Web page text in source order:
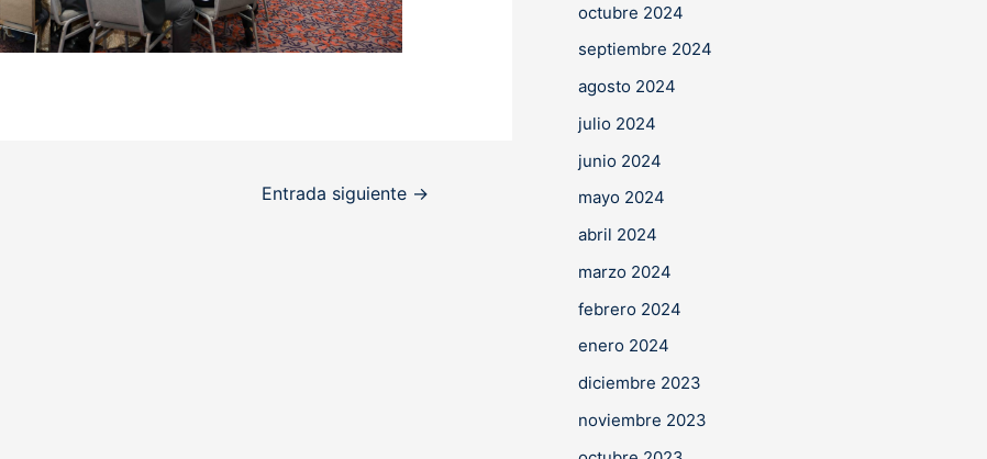
Entrada siguiente →
octubre 2024
septiembre 2024
agosto 2024
julio 2024
junio 2024
mayo 2024
abril 2024
marzo 2024
febrero 2024
enero 2024
diciembre 2023
noviembre 2023